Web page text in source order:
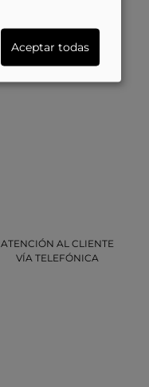
ATENCIÓN AL CLIENTE
VÍA TELEFÓNICA
Aceptar todas